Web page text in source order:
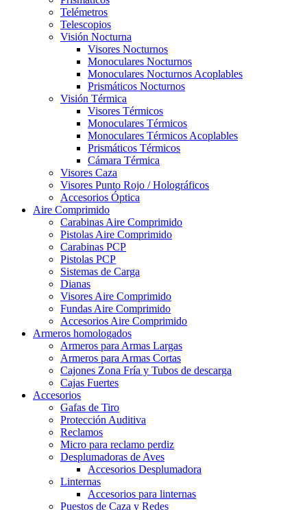
Telémetros
Telescopios
Visión Nocturna
Visores Nocturnos
Monoculares Nocturnos
Monoculares Nocturnos Acoplables
Prismáticos Nocturnos
Visión Térmica
Visores Térmicos
Monoculares Térmicos
Monoculares Térmicos Acoplables
Prismáticos Térmicos
Cámara Térmica
Visores Caza
Visores Punto Rojo / Holográficos
Accesorios Óptica
Aire Comprimido
Carabinas Aire Comprimido
Pistolas Aire Comprimido
Carabinas PCP
Pistolas PCP
Sistemas de Carga
Dianas
Visores Aire Comprimido
Fundas Aire Comprimido
Accesorios Aire Comprimido
Armeros homologados
Armeros para Armas Largas
Armeros para Armas Cortas
Cajones Zona Fría y Tubos de descarga
Cajas Fuertes
Accesorios
Gafas de Tiro
Protección Auditiva
Reclamos
Micro para reclamo perdiz
Desplumadoras de Aves
Accesorios Desplumadora
Linternas
Accesorios para linternas
Puestos de Caza y Redes